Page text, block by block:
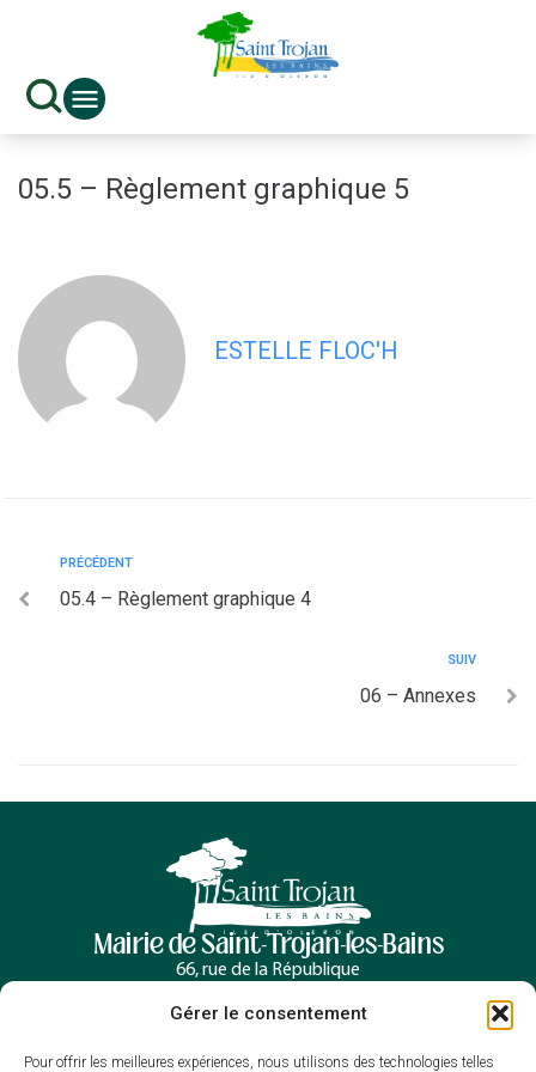
Gérer le consentement
Pour offrir les meilleures expériences, nous utilisons des technologies telles
05.5 – Règlement graphique 5
ESTELLE FLOC'H
PRÉCÉDENT
05.4 – Règlement graphique 4
SUIV
06 – Annexes
Mairie de Saint-Trojan-les-Bains
66, rue de la République
17370 Saint-Trojan-les-Bains
Contacter la mairie